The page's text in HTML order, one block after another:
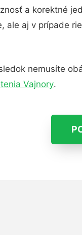
a korektné
ale aj v prípade
nemusíte
Vajnory.